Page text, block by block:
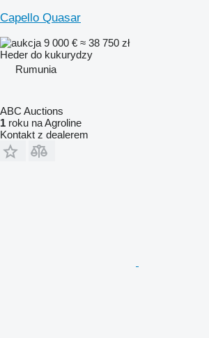
Capello Quasar
9 000 € ≈ 38 750 zł
Heder do kukurydzy
Rumunia
ABC Auctions
1 roku na Agroline
Kontakt z dealerem